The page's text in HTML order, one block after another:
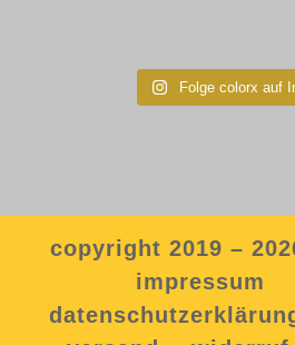
Folge colorx auf
copyright 2019 –
impressum